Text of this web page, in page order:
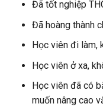
Đã tốt nghiệp
Đã hoàng thành
Học viên đi làm,
Học viên ở xa,
Học viên đã có
muốn nâng cao